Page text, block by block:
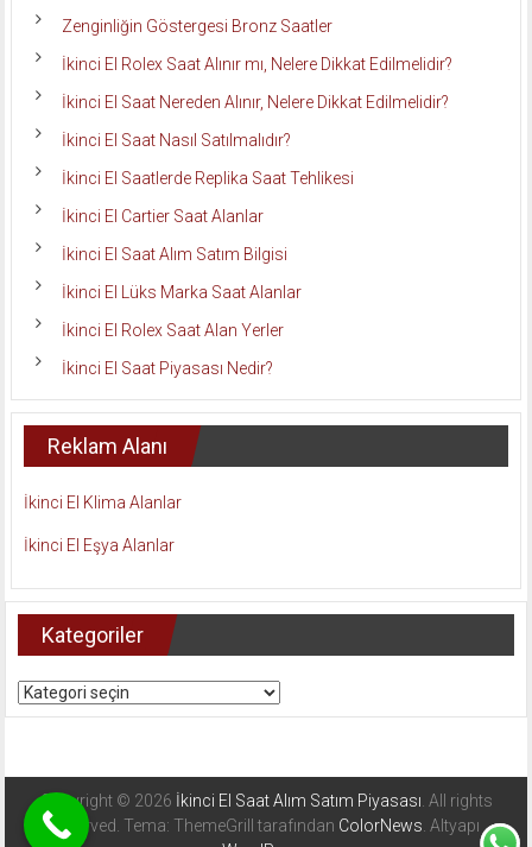
Zenginliğin Göstergesi Bronz Saatler
İkinci El Rolex Saat Alınır mı, Nelere Dikkat Edilmelidir?
İkinci El Saat Nereden Alınır, Nelere Dikkat Edilmelidir?
İkinci El Saat Nasıl Satılmalıdır?
İkinci El Saatlerde Replika Saat Tehlikesi
İkinci El Cartier Saat Alanlar
İkinci El Saat Alım Satım Bilgisi
İkinci El Lüks Marka Saat Alanlar
İkinci El Rolex Saat Alan Yerler
İkinci El Saat Piyasası Nedir?
Reklam Alanı
İkinci El Klima Alanlar
İkinci El Eşya Alanlar
Kategoriler
Kategoriler
Copyright © 2026 İkinci El Saat Alım Satım Piyasası. All rights
reserved. Tema: ThemeGrill tarafından ColorNews. Altyapı